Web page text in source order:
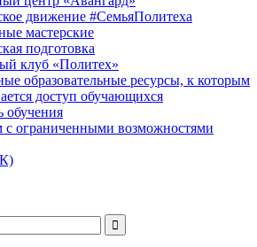
движение #СемьяПолитеха
мастерские
подготовка
клуб «Политех»
образовательные ресурсы, к которым
доступ обучающихся
обучения
с ограниченными возможностями